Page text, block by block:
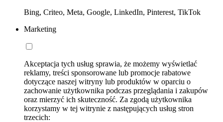
Bing, Criteo, Meta, Google, LinkedIn, Pinterest, TikTok
Marketing
Akceptacja tych usług sprawia, że możemy wyświetlać
reklamy, treści sponsorowane lub promocje rabatowe
dotyczące naszej witryny lub produktów w oparciu o
zachowanie użytkownika podczas przeglądania i zakupów
oraz mierzyć ich skuteczność. Za zgodą użytkownika
korzystamy w tej witrynie z następujących usług stron
trzecich: